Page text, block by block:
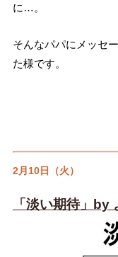
に…。
そんなパパにメッセ
た様です。
2月10日（火）
「淡い期待」by